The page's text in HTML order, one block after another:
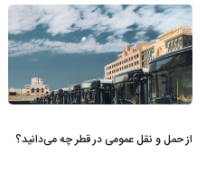
از حمل و نقل عمومی در قطر چه می‌دانید؟